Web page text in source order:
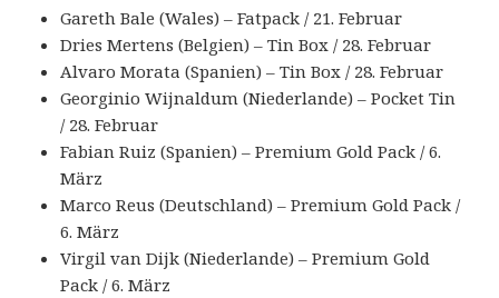
Gareth Bale (Wales) – Fatpack / 21. Februar
Dries Mertens (Belgien) – Tin Box / 28. Februar
Alvaro Morata (Spanien) – Tin Box / 28. Februar
Georginio Wijnaldum (Niederlande) – Pocket Tin
/ 28. Februar
Fabian Ruiz (Spanien) – Premium Gold Pack / 6.
März
Marco Reus (Deutschland) – Premium Gold Pack /
6. März
Virgil van Dijk (Niederlande) – Premium Gold
Pack / 6. März